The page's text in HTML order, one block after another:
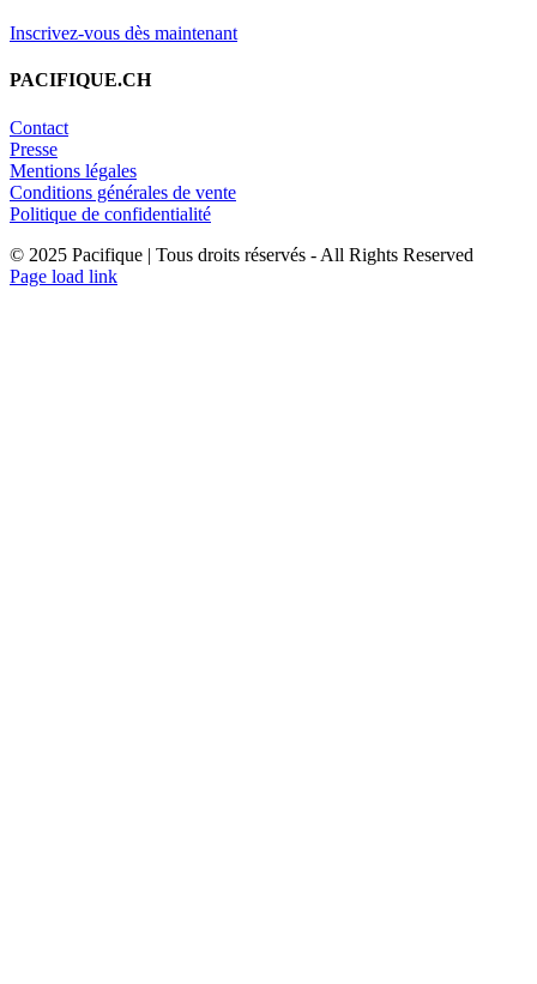
Inscrivez-vous dès maintenant
PACIFIQUE.CH
Contact
Presse
Mentions légales
Conditions générales de vente
Politique de confidentialité
© 2025 Pacifique | Tous droits réservés - All Rights Reserved
Page load link